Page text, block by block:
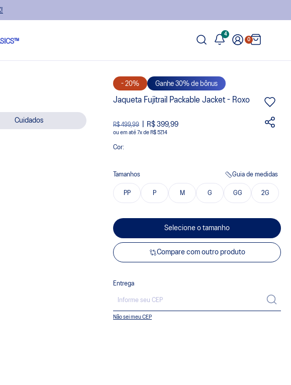
4
0
Cuidados
- 20% Ganhe 30% de bônus
Jaqueta Fujitrail Packable Jacket - Roxo
R$ 499,99 R$ 399,99
ou 7x de R$ 57,14
Cor:
Tamanhos Guia de medidas
PP P M G GG 2G
Selecione o tamanho
Compare com outro produto
Entrega
Não sei meu CEP